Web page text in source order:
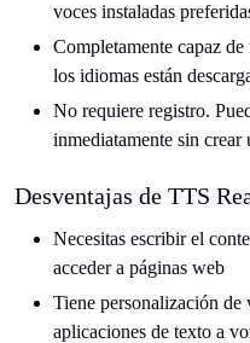
voces instaladas
Completamente capaz
los idiomas están
No requiere registro.
inmediatamente sin crear
Desventajas de TTS
Necesitas escribir el
acceder a páginas web
Tiene personalización
aplicaciones de texto a